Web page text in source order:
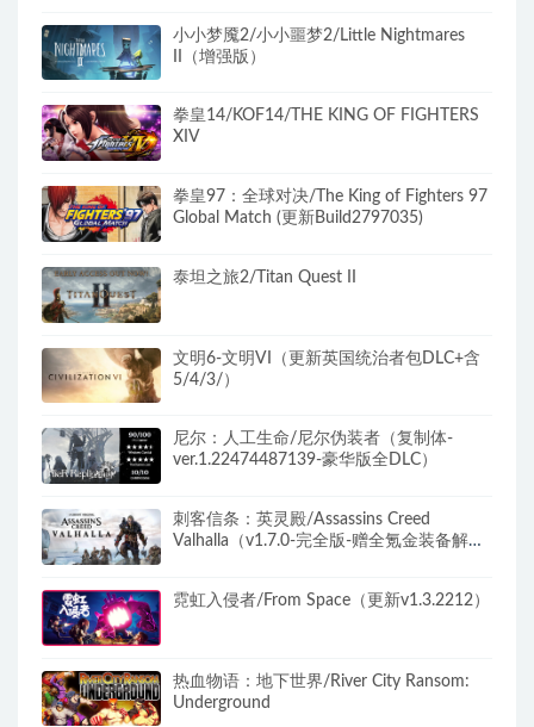
小小梦魇2/小小噩梦2/Little Nightmares
II（增强版）
拳皇14/KOF14/THE KING OF FIGHTERS
XIV
拳皇97：全球对决/The King of Fighters 97
Global Match (更新Build2797035)
泰坦之旅2/Titan Quest II
文明6-文明VI（更新英国统治者包DLC+含
5/4/3/）
尼尔：人工生命/尼尔伪装者（复制体-
ver.1.22474487139-豪华版全DLC）
刺客信条：英灵殿/Assassins Creed
Valhalla（v1.7.0-完全版-赠全氪金装备解
霓虹入侵者/From Space（更新v1.3.2212）
热血物语：地下世界/River City Ransom:
Underground